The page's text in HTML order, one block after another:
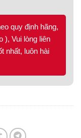
quy định hãng,
), Vui lòng liên
nhất, luôn hài